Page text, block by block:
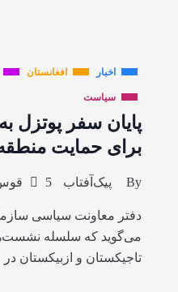
اخبار افغانستان
سیاست
پایان سفر پوتزل
برای حمایت
By پیک‌آفتاب 5 قوس 1401
دفتر معاونت سیاسی
می‌گوید که سلسله
تاجیکستان و ازبیکستان در